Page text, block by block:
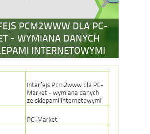
PCM2WWW DLA PC-
- WYMIANA DANYCH
INTERNETOWYMI
Interfejs Pcm2www dla PC-
Market - wymiana danych
ze sklepami internetowymi
PC-Market